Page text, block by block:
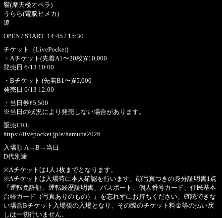
響(摩天楼オペラ)
うらら(電脳ヒメカ)
遼
OPEN / START 14:45 / 15:30
チケット（LivePocket)
・Aチケット(先着A1〜20枚)¥10,000
発売日 6/13 10:00
・Bチケット (先着B1〜)¥5,000
発売日 6/13 12:00
・当日券¥5,500
※当日の状況により発売しない場合があります。
販売URL
https://livepocket.jp/e/hamuba2026
入場順 A→B→当日
D代別途
※Aチケットは1人1枚までとなります。
※Aチケットは入場時に本人確認を行います。顔写真つきの身分証明書1点
『運転免許証、運転経歴証明書、パスポート、個人番号カード、住民基本
台帳カード（写真ありのもの）』を忘れずにお持ちください。確認できな
い場合Bチケット入場後の入場となり、その際のチケット料金等の払い戻
しは一切行いません。